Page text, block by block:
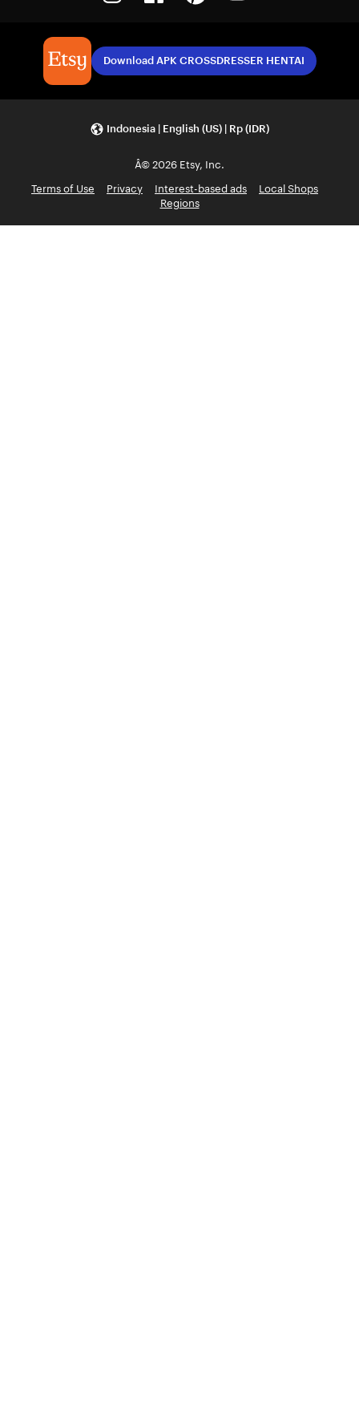
Download APK CROSSDRESSER HENTAI
Indonesia | English (US) | Rp (IDR)
Â© 2026 Etsy, Inc.
Terms of Use
Privacy Interest-based ads
Local Shops
Regions